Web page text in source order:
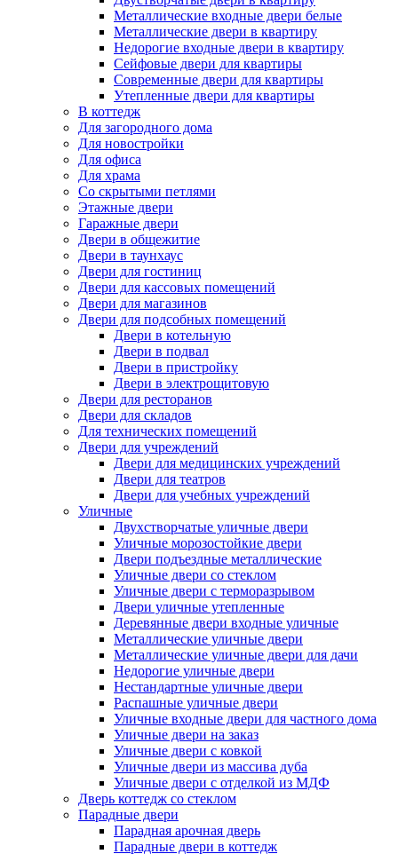
Металлические входные двери белые
Металлические двери в квартиру
Недорогие входные двери в квартиру
Сейфовые двери для квартиры
Современные двери для квартиры
Утепленные двери для квартиры
В коттедж
Для загородного дома
Для новостройки
Для офиса
Для храма
Со скрытыми петлями
Этажные двери
Гаражные двери
Двери в общежитие
Двери в таунхаус
Двери для гостиниц
Двери для кассовых помещений
Двери для магазинов
Двери для подсобных помещений
Двери в котельную
Двери в подвал
Двери в пристройку
Двери в электрощитовую
Двери для ресторанов
Двери для складов
Для технических помещений
Двери для учреждений
Двери для медицинских учреждений
Двери для театров
Двери для учебных учреждений
Уличные
Двухстворчатые уличные двери
Уличные морозостойкие двери
Двери подъездные металлические
Уличные двери со стеклом
Уличные двери с терморазрывом
Двери уличные утепленные
Деревянные двери входные уличные
Металлические уличные двери
Металлические уличные двери для дачи
Недорогие уличные двери
Нестандартные уличные двери
Распашные уличные двери
Уличные входные двери для частного дома
Уличные двери на заказ
Уличные двери с ковкой
Уличные двери из массива дуба
Уличные двери с отделкой из МДФ
Дверь коттедж со стеклом
Парадные двери
Парадная арочная дверь
Парадные двери в коттедж